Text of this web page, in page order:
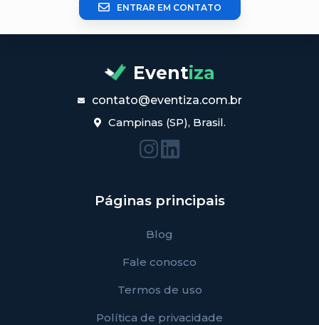
ENTRAR EM CONTATO
Eventiza
contato@eventiza.com.br
Campinas (SP), Brasil.
Páginas principais
Blog
Fale conosco
Termos de uso
Política de privacidade